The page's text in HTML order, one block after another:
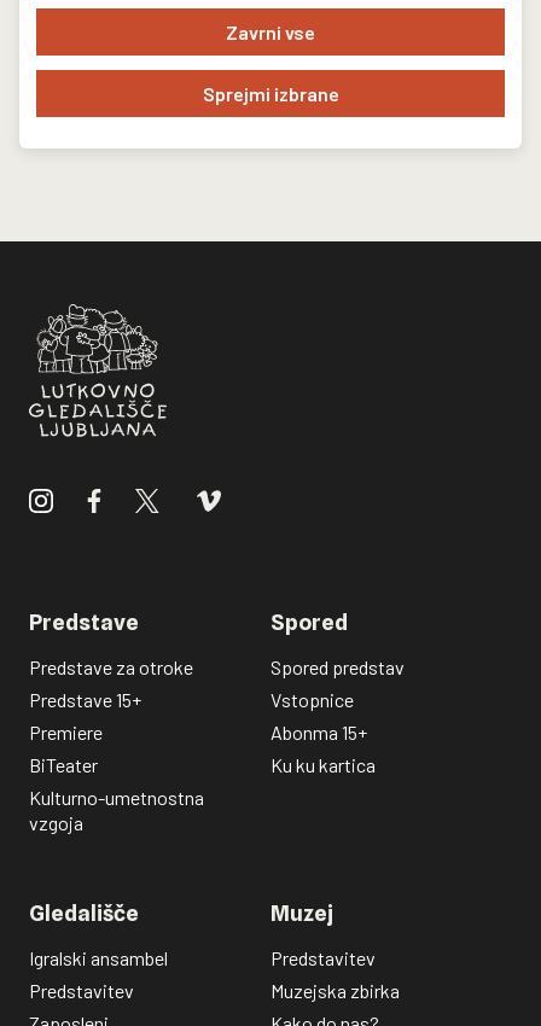
Zavrni vse
Sprejmi izbrane
Predstave
Predstave za otroke
Predstave 15+
Premiere
BiTeater
Kulturno-umetnostna
vzgoja
Spored
Spored predstav
Vstopnice
Abonma 15+
Ku ku kartica
Gledališče
Igralski ansambel
Predstavitev
Muzej
Predstavitev
Muzejska zbirka